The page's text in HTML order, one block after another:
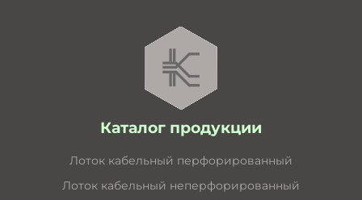
Каталог продукции
Лоток кабельный перфорированный
Лоток кабельный неперфорированный